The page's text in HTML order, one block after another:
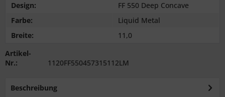
Design:
FF 550 Deep Concave
Farbe:
Liquid Metal
Breite:
11,0
Artikel-
Nr.:
1120FF550457315112LM
Beschreibung